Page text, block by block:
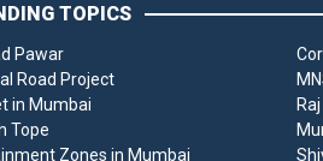
TOPICS
Pawar
Road Project
in Mumbai
Tope
Zones in Mumbai